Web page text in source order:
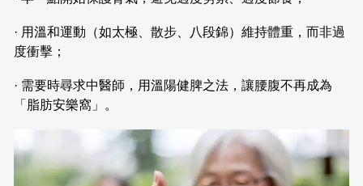
· 用溫和運動（如太極、散步、八段錦）維持體重，而非過
度衝擊；
· 需要時尋求中醫師，用溫陽健脾之法，讓腰腹不再成為
「脂肪安樂窩」。